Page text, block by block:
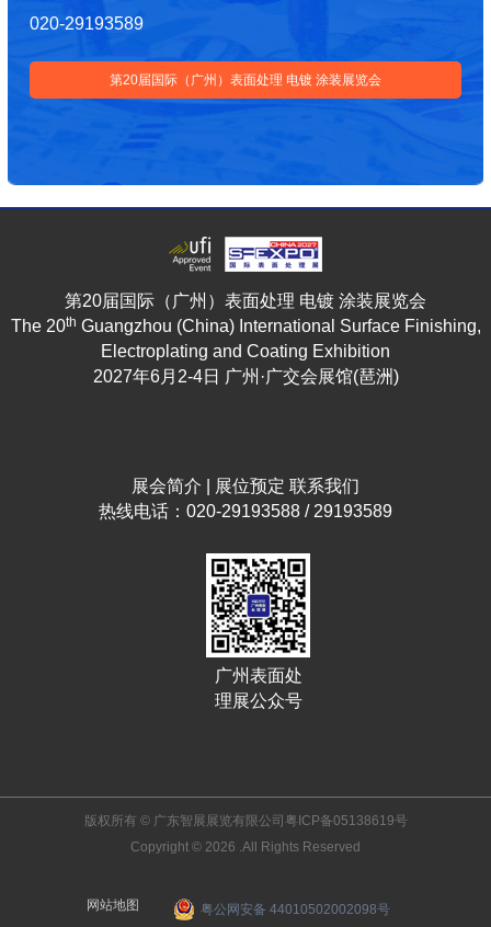
020-29193589
第20届国际（广州）表面处理 电镀 涂装展览会
第20届国际（广州）表面处理 电镀 涂装展览会
The 20th Guangzhou (China) International Surface Finishing,
Electroplating and Coating Exhibition
2027年6月2-4日 广州·广交会展馆(琶洲)
展会简介 展位预定 联系我们
热线电话：020-29193588 / 29193589
广州表面处
理展公众号
版权所有 © 广东智展展览有限公司 粤ICP备05138619号
Copyright © 2026 .All Rights Reserved
粤公网安备 44010502002098号
网站地图